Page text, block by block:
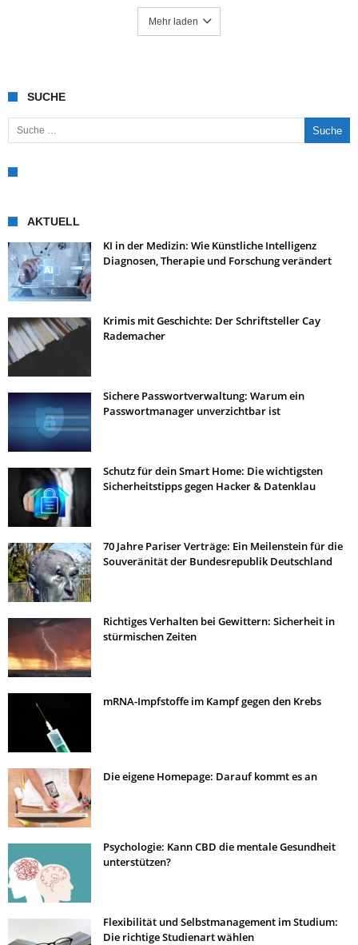
Mehr laden
SUCHE
Suche nach:
AKTUELL
KI in der Medizin: Wie Künstliche Intelligenz
Diagnosen, Therapie und Forschung verändert
Krimis mit Geschichte: Der Schriftsteller Cay
Rademacher
Sichere Passwortverwaltung: Warum ein
Passwortmanager unverzichtbar ist
Schutz für dein Smart Home: Die wichtigsten
Sicherheitstipps gegen Hacker & Datenklau
70 Jahre Pariser Verträge: Ein Meilenstein für die
Souveränität der Bundesrepublik Deutschland
Richtiges Verhalten bei Gewittern: Sicherheit in
stürmischen Zeiten
mRNA-Impfstoffe im Kampf gegen den Krebs
Die eigene Homepage: Darauf kommt es an
Psychologie: Kann CBD die mentale Gesundheit
unterstützen?
Flexibilität und Selbstmanagement im Studium:
Die richtige Studienart wählen